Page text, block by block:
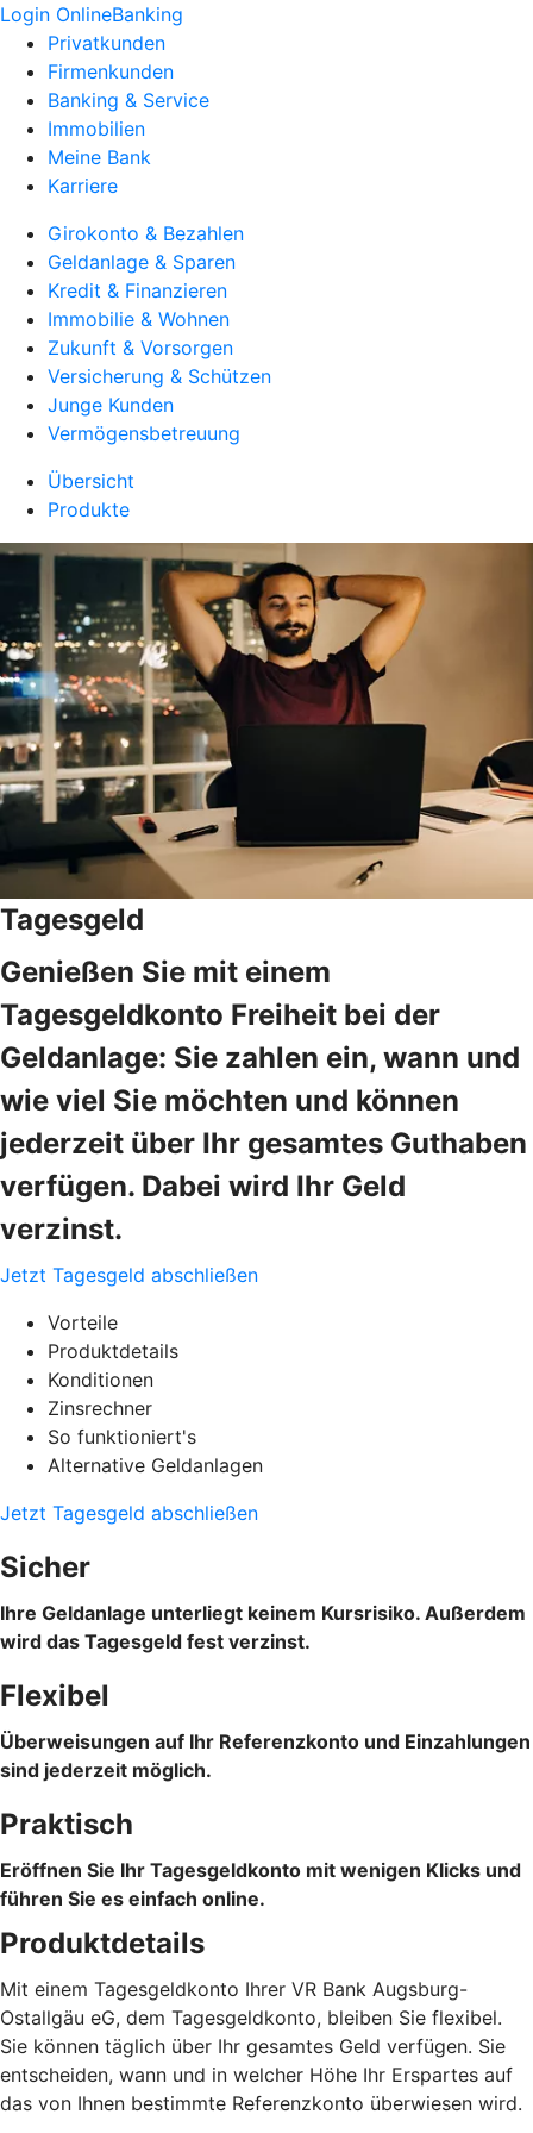
Login OnlineBanking
Privatkunden
Firmenkunden
Banking & Service
Immobilien
Meine Bank
Karriere
Girokonto & Bezahlen
Geldanlage & Sparen
Kredit & Finanzieren
Immobilie & Wohnen
Zukunft & Vorsorgen
Versicherung & Schützen
Junge Kunden
Vermögensbetreuung
Übersicht
Produkte
Tagesgeld
Genießen Sie mit einem
Tagesgeldkonto Freiheit bei der
Geldanlage: Sie zahlen ein, wann und
wie viel Sie möchten und können
jederzeit über Ihr gesamtes Guthaben
verfügen. Dabei wird Ihr Geld
verzinst.
Jetzt Tagesgeld abschließen
Vorteile
Produktdetails
Konditionen
Zinsrechner
So funktioniert's
Alternative Geldanlagen
Jetzt Tagesgeld abschließen
Sicher
Ihre Geldanlage unterliegt keinem Kursrisiko. Außerdem
wird das Tagesgeld fest verzinst.
Flexibel
Überweisungen auf Ihr Referenzkonto und Einzahlungen
sind jederzeit möglich.
Praktisch
Eröffnen Sie Ihr Tagesgeldkonto mit wenigen Klicks und
führen Sie es einfach online.
Produktdetails
Mit einem Tagesgeldkonto Ihrer VR Bank Augsburg-
Ostallgäu eG, dem Tagesgeldkonto, bleiben Sie flexibel.
Sie können täglich über Ihr gesamtes Geld verfügen. Sie
entscheiden, wann und in welcher Höhe Ihr Erspartes auf
das von Ihnen bestimmte Referenzkonto überwiesen wird.